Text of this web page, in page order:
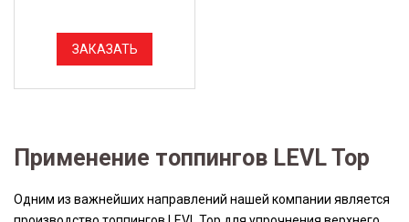
ЗАКАЗАТЬ
Применение топпингов LEVL Top
Одним из важнейших направлений нашей компании является